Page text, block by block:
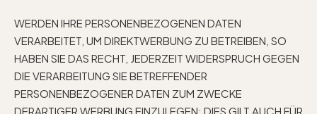
WERDEN IHRE PERSONENBEZOGENEN DATEN
VERARBEITET, UM DIREKTWERBUNG ZU BETREIBEN, SO
HABEN SIE DAS RECHT, JEDERZEIT WIDERSPRUCH GEGEN
DIE VERARBEITUNG SIE BETREFFENDER
PERSONENBEZOGENER DATEN ZUM ZWECKE
DERARTIGER WERBUNG EINZULEGEN; DIES GILT AUCH FÜR